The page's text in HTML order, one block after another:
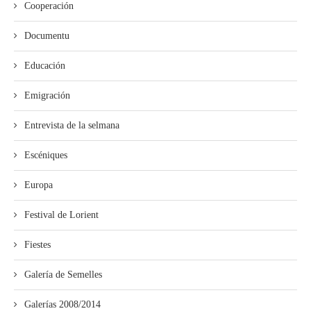
Cooperación
Documentu
Educación
Emigración
Entrevista de la selmana
Escéniques
Europa
Festival de Lorient
Fiestes
Galería de Semelles
Galerías 2008/2014